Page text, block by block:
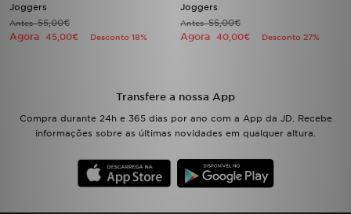
Joggers
Antes55,00€
Agora 45,00€ Desconto 18%
Joggers
Antes55,00€
Agora 40,00€ Desconto 27%
Transfere a nossa App
Compra durante 24h e 365 dias por ano com a App da JD. Recebe
informações sobre as últimas novidades em qualquer altura.